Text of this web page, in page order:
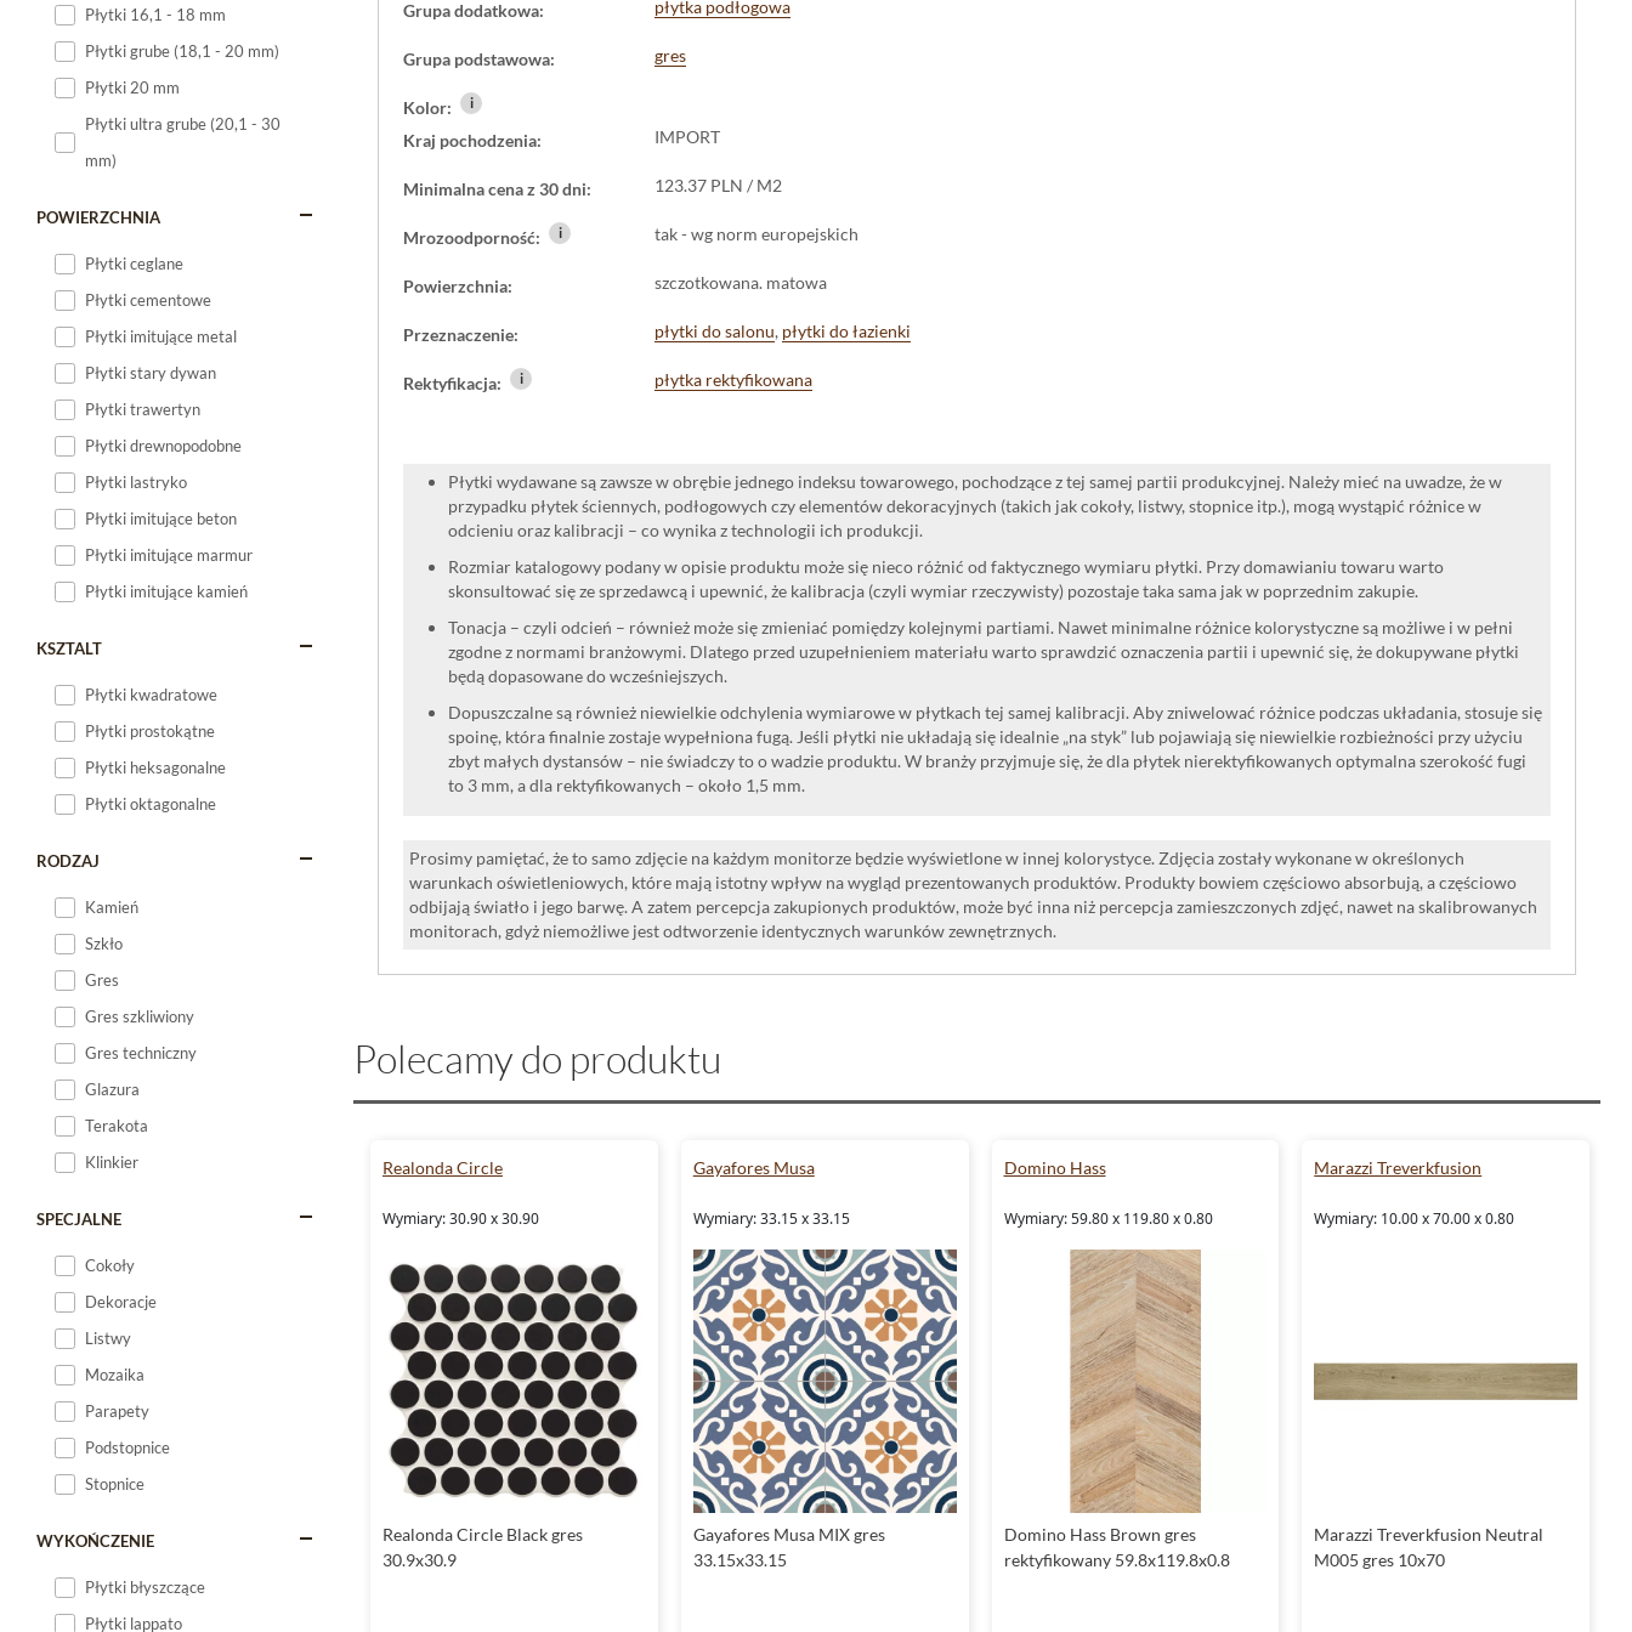
Płytki małe
Płytki 16,1 - 18 mm
Płytki grube (18,1 - 20 mm)
Płytki 20 mm
Płytki ultra grube (20,1 - 30
mm)
POWIERZCHNIA
Płytki ceglane
Płytki cementowe
Płytki imitujące metal
Płytki stary dywan
Płytki trawertyn
Płytki drewnopodobne
Płytki lastryko
Płytki imitujące beton
Płytki imitujące marmur
Płytki imitujące kamień
KSZTALT
Płytki kwadratowe
Płytki prostokątne
Płytki heksagonalne
Płytki oktagonalne
RODZAJ
Kamień
Szkło
Gres
Gres szkliwiony
Gres techniczny
Glazura
Terakota
Klinkier
SPECJALNE
Cokoły
Dekoracje
Listwy
Mozaika
Parapety
Podstopnice
Stopnice
WYKOŃCZENIE
Płytki błyszczące
Płytki lappato
Grupa dodatkowa: płytka podłogowa
Grupa podstawowa: gres
Kolor: i
Kraj pochodzenia: IMPORT
Minimalna cena z 30 dni: 123.37 PLN / M2
Mrozoodporność: i tak - wg norm europejskich
Powierzchnia: szczotkowana. matowa
Przeznaczenie: płytki do salonu, płytki do łazienki
Rektyfikacja: i płytka rektyfikowana
Płytki wydawane są zawsze w obrębie jednego indeksu towarowego, pochodzące z tej samej partii produkcyjnej. Należy mieć na uwadze, że w
przypadku płytek ściennych, podłogowych czy elementów dekoracyjnych (takich jak cokoły, listwy, stopnice itp.), mogą wystąpić różnice w
odcieniu oraz kalibracji – co wynika z technologii ich produkcji.
Rozmiar katalogowy podany w opisie produktu może się nieco różnić od faktycznego wymiaru płytki. Przy domawianiu towaru warto
skonsultować się ze sprzedawcą i upewnić, że kalibracja (czyli wymiar rzeczywisty) pozostaje taka sama jak w poprzednim zakupie.
Tonacja – czyli odcień – również może się zmieniać pomiędzy kolejnymi partiami. Nawet minimalne różnice kolorystyczne są możliwe i w pełni
zgodne z normami branżowymi. Dlatego przed uzupełnieniem materiału warto sprawdzić oznaczenia partii i upewnić się, że dokupywane płytki
będą dopasowane do wcześniejszych.
Dopuszczalne są również niewielkie odchylenia wymiarowe w płytkach tej samej kalibracji. Aby zniwelować różnice podczas układania, stosuje się
spoinę, która finalnie zostaje wypełniona fugą. Jeśli płytki nie układają się idealnie „na styk” lub pojawiają się niewielkie rozbieżności przy użyciu
zbyt małych dystansów – nie świadczy to o wadzie produktu. W branży przyjmuje się, że dla płytek nierektyfikowanych optymalna szerokość fugi
to 3 mm, a dla rektyfikowanych – około 1,5 mm.
Prosimy pamiętać, że to samo zdjęcie na każdym monitorze będzie wyświetlone w innej kolorystyce. Zdjęcia zostały wykonane w określonych
warunkach oświetleniowych, które mają istotny wpływ na wygląd prezentowanych produktów. Produkty bowiem częściowo absorbują, a częściowo
odbijają światło i jego barwę. A zatem percepcja zakupionych produktów, może być inna niż percepcja zamieszczonych zdjęć, nawet na skalibrowanych
monitorach, gdyż niemożliwe jest odtworzenie identycznych warunków zewnętrznych.
Polecamy do produktu
Realonda Circle
Wymiary: 30.90 x 30.90
Realonda Circle Black gres
30.9x30.9
Gayafores Musa
Wymiary: 33.15 x 33.15
Gayafores Musa MIX gres
33.15x33.15
Domino Hass
Wymiary: 59.80 x 119.80 x 0.80
Domino Hass Brown gres
rektyfikowany 59.8x119.8x0.8
Marazzi Treverkfusion
Wymiary: 10.00 x 70.00 x 0.80
Marazzi Treverkfusion Neutral
M005 gres 10x70